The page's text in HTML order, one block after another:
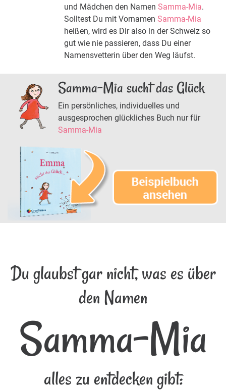
und Mädchen den Namen Samma-Mia.
Solltest Du mit Vornamen Samma-Mia
heißen, wird es Dir also in der Schweiz so
gut wie nie passieren, dass Du einer
Namensvetterin über den Weg läufst.
Samma-Mia sucht das Glück
Ein persönliches, individuelles und
ausgesprochen glückliches Buch nur für
Samma-Mia
Du glaubst gar nicht, was es über
den Namen
Samma-Mia
alles zu entdecken gibt: